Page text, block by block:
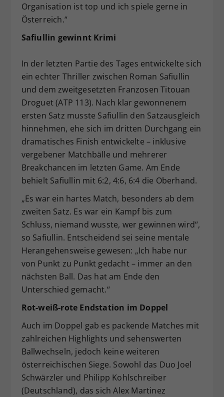
Organisation ist top und ich spiele gerne in
Österreich.“
Safiullin gewinnt Krimi
In der letzten Partie des Tages entwickelte sich
ein echter Thriller zwischen Roman Safiullin
und dem zweitgesetzten Franzosen Titouan
Droguet (ATP 113). Nach klar gewonnenem
ersten Satz musste Safiullin den Satzausgleich
hinnehmen, ehe sich im dritten Durchgang ein
dramatisches Finish entwickelte – inklusive
vergebener Matchbälle und mehrerer
Breakchancen im letzten Game. Am Ende
behielt Safiullin mit 6:2, 4:6, 6:4 die Oberhand.
„Es war ein hartes Match, besonders ab dem
zweiten Satz. Es war ein Kampf bis zum
Schluss, niemand wusste, wer gewinnen wird“,
so Safiullin. Entscheidend sei seine mentale
Herangehensweise gewesen: „Ich habe nur
von Punkt zu Punkt gedacht – immer an den
nächsten Ball. Das hat am Ende den
Unterschied gemacht.“
Rot-weiß-rote Endstation im Doppel
Auch im Doppel gab es packende Matches mit
zahlreichen Highlights und sehenswerten
Ballwechseln, jedoch keine weiteren
österreichischen Siege. Sowohl das Duo Joel
Schwärzler und Philipp Kohlschreiber
(Deutschland), das sich Alex Martinez